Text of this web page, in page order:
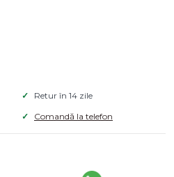
Retur în 14 zile
Comandă la telefon